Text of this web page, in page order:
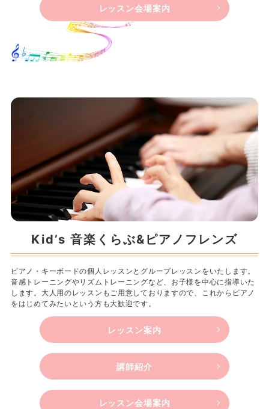
レッスン会場案内
Kid’s 音楽くらぶ& ピアノフレンズ
ピアノ・キーボードの個人レッスンとグループレッスンをいたします。
音感トレーニングやリズムトレーニングなど、お子様を中心に指導いた
します。大人用のレッスンもご用意しておりますので、これからピアノ
をはじめてみたいという方も大歓迎です。
レッスン案内
講師紹介
レッスン会場案内